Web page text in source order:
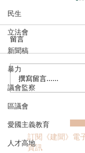
民生
立法會
新聞稿
暴力
議會監察
區議會
愛國主義教育
人才高地
鄭泳舜夥九龍
區視察，樂見
會刺激地區消
業界加碼優惠
宣傳迎未來盛
留言
撰寫留言......
訂閱《建聞》電
資訊